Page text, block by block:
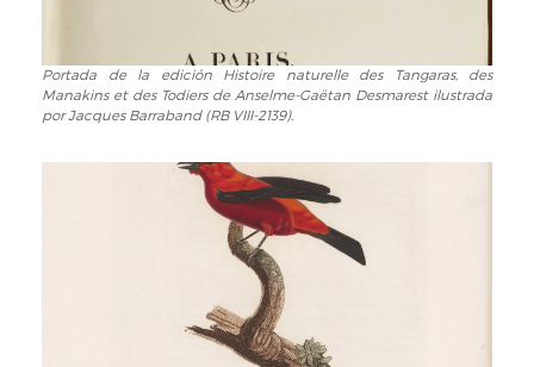
Portada
de
la
Portada de la edición Histoire naturelle des Tangaras, des
Manakins et des Todiers de Anselme-Gaëtan Desmarest ilustrada
por Jacques Barraband (RB VIII-2139).